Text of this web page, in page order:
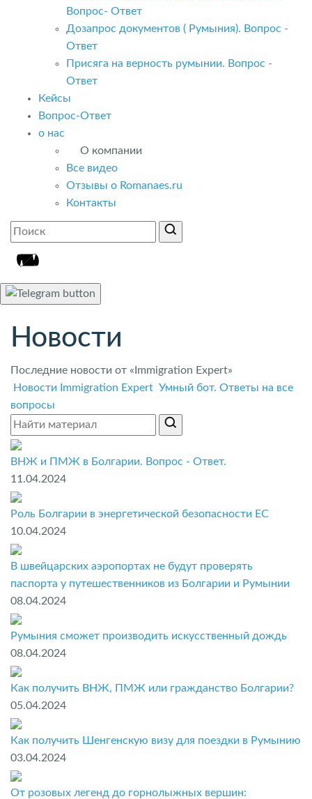
Вопрос- Ответ
Дозапрос документов ( Румыния). Вопрос -
Ответ
Присяга на верность румынии. Вопрос -
Ответ
Кейсы
Вопрос-Ответ
о нас
О компании
Все видео
Отзывы о Romanaes.ru
Контакты
Новости
Последние новости от «Immigration Expert»
Новости Immigration Expert Умный бот. Ответы на все
вопросы
ВНЖ и ПМЖ в Болгарии. Вопрос - Ответ.
11.04.2024
Роль Болгарии в энергетической безопасности ЕС
10.04.2024
В швейцарских аэропортах не будут проверять
паспорта у путешественников из Болгарии и Румынии
08.04.2024
Румыния сможет производить искусственный дождь
08.04.2024
Как получить ВНЖ, ПМЖ или гражданство Болгарии?
05.04.2024
Как получить Шенгенскую визу для поездки в Румынию
03.04.2024
От розовых легенд до горнолыжных вершин: